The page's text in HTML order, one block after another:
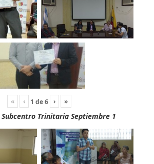
« ‹ 1 de6 › »
Trinitaria Septiembre 1